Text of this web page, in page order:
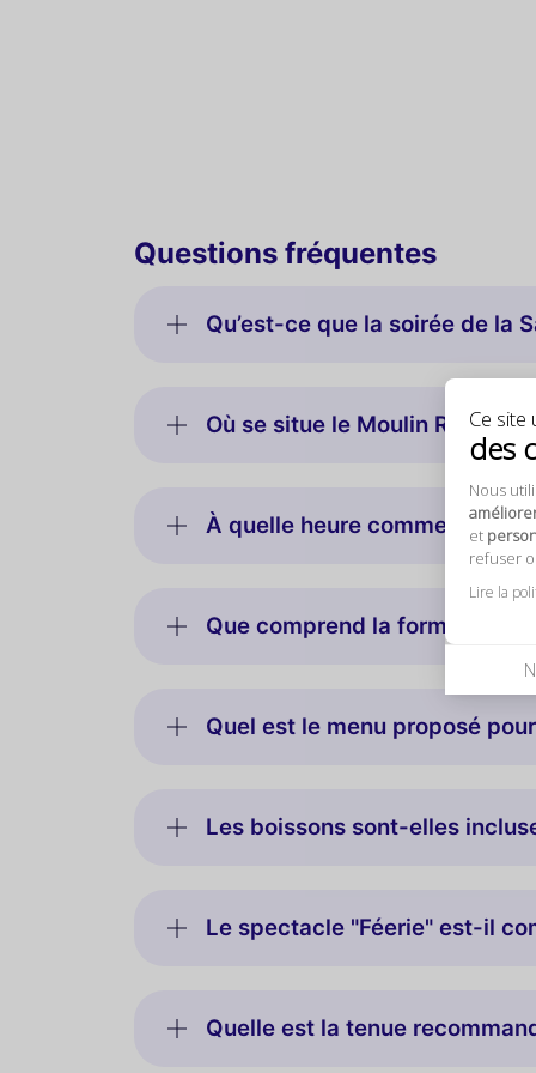
Ce site
des
Nous
et
refuser
Lire la
Questions fréquentes
Qu’est-ce que la soirée de la
Où se situe le Moulin Rouge à
À quelle heure commence la
Que comprend la formule
Quel est le menu proposé
Les boissons sont-elles
Le spectacle "Féerie" est-il
Quelle est la tenue